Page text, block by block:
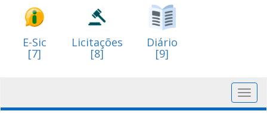
E-Sic
[7]
Licitações
[8]
Diário
[9]